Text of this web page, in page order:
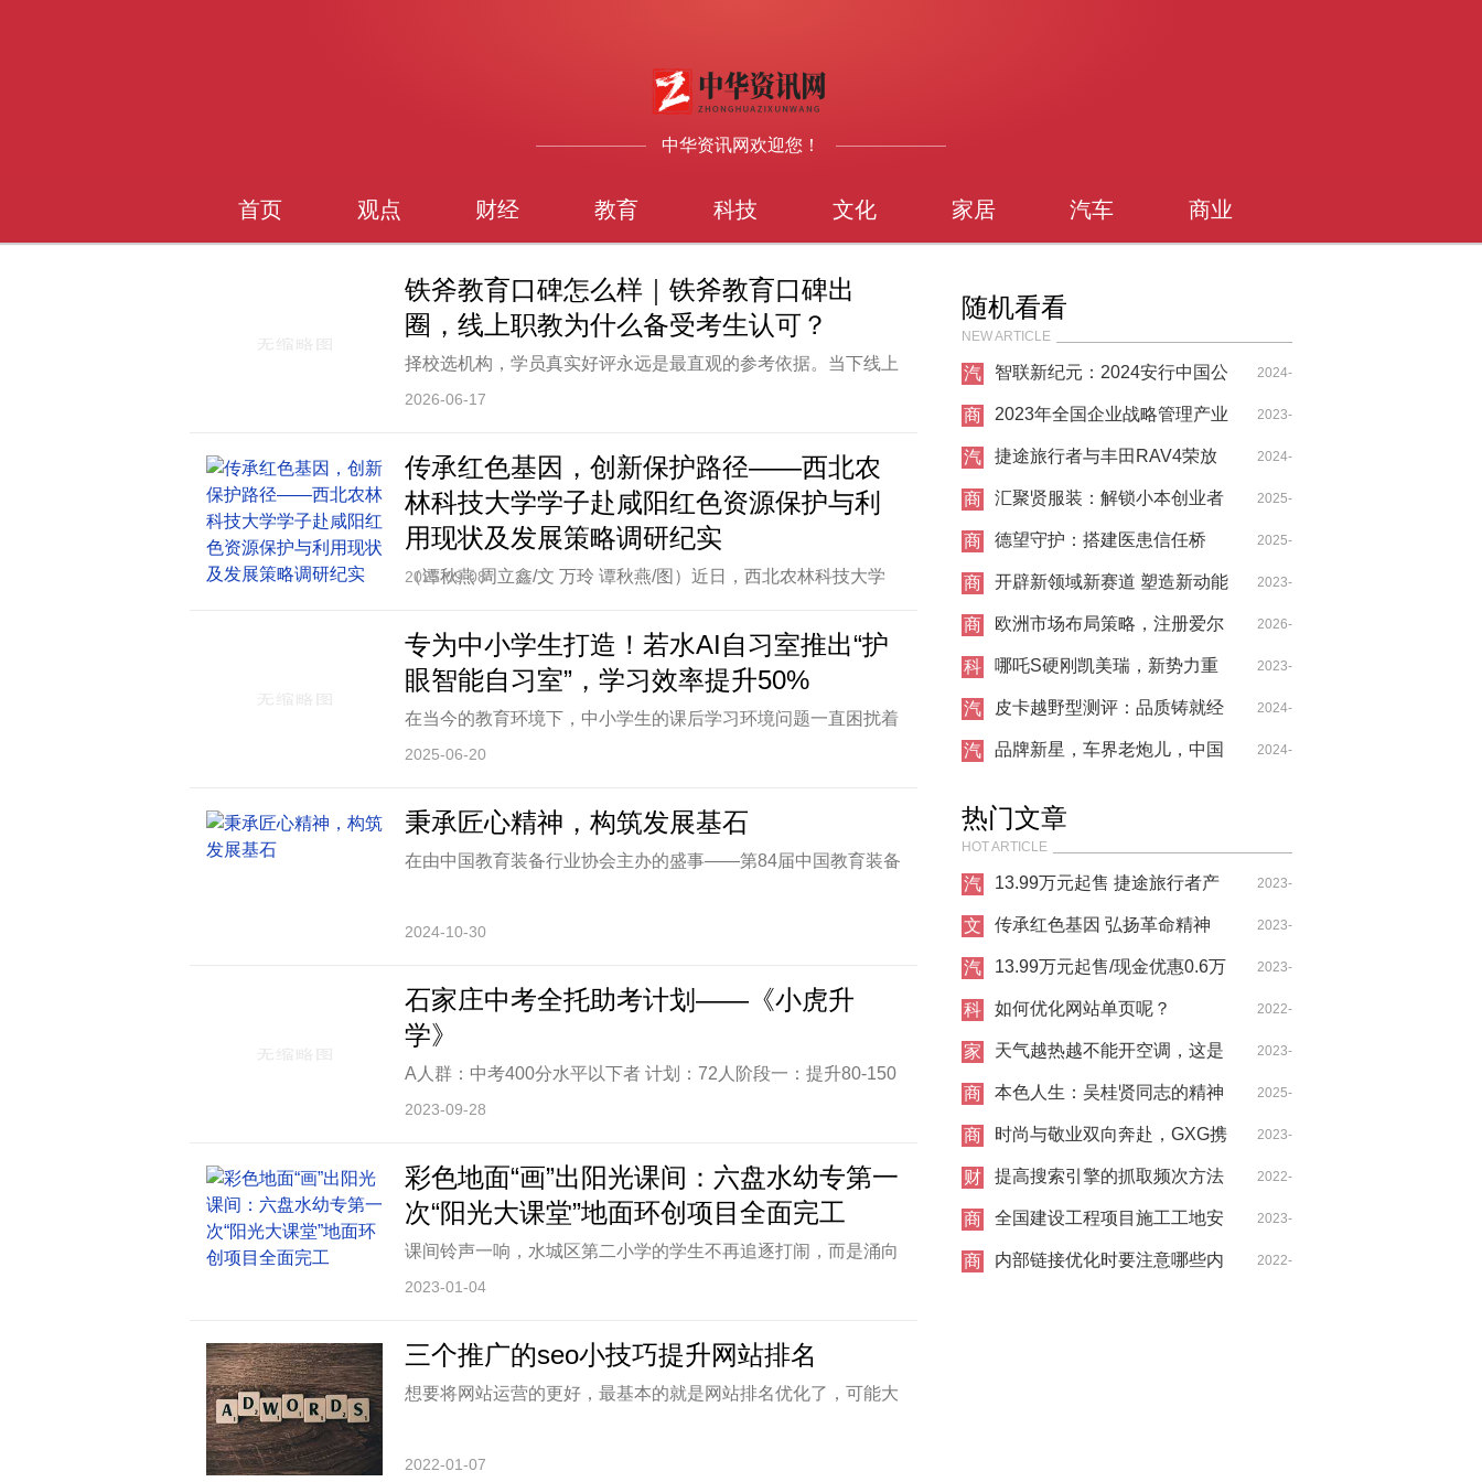
中华资讯网欢迎您！
首页 观点 财经 教育 科技 文化 家居 汽车 商业
铁斧教育口碑怎么样｜铁斧教育口碑出
圈，线上职教为什么备受考生认可？
择校选机构，学员真实好评永远是最直观的参考依据。当下线上
职教机构鱼龙混杂，很多机构重营销、轻教学，售前售后反差极
资、学历提升全赛道，上万上岸学员自发分享铁斧教育备考体
验，铁斧教育凭借扎实教研、[详情]
2026-06-17
传承红色基因，创新保护路径——西北农
林科技大学学子赴咸阳红色资源保护与利
用现状及发展策略调研纪实
（谭秋燕 周立鑫/文 万玲 谭秋燕/图）近日，西北农林科技大学
活动，走进咸阳秦都红色记忆博物馆，通过实地参观、聆听讲
解、互动交流等形式，深入了解红色资源的保护现状与利用情
况，感悟红色文化的深厚底蕴与时代价值。红色记忆博物馆位于
陕西省咸阳市秦都区双照[详情]
2025-09-08
专为中小学生打造！若水AI自习室推出“护
眼智能自习室”，学习效率提升50%
在当今的教育环境下，中小学生的课后学习环境问题一直困扰着
许多家长。孩子在家写作业时，容易受到各种干扰，手机、电
安静的学习环境，但家里还是存在诸多干扰因素。再加上很多家
长自身工作繁忙，没有足[详情]
2025-06-20
秉承匠心精神，构筑发展基石
在由中国教育装备行业协会主办的盛事——第84届中国教育装备
引领未来”的理念,推出的[详情]
2024-10-30
石家庄中考全托助考计划——《小虎升
学》
A人群：中考400分水平以下者 计划：72人阶段一：提升80-150
分阶段二：跨地预录QY计划目标：100%普高升学 （带高中学
高中升学电话丨13180052180地址丨石家庄市新华区飞翼路1号
阶段一[详情]
2023-09-28
彩色地面“画”出阳光课间：六盘水幼专第一
次“阳光大课堂”地面环创项目全面完工
课间铃声一响，水城区第二小学的学生不再追逐打闹，而是涌向
操场，孩子们排着队，笑着跳着，短短十五分钟充满了有序的欢
生”的校园新路径。走进该小学，原本灰暗的水泥地面被五彩斑
斓的几何图形覆盖。“我 [详情]
2023-01-04
三个推广的seo小技巧提升网站排名
想要将网站运营的更好，最基本的就是网站排名优化了，可能大
2022-01-07
随机看看
NEW ARTICLE
汽
智联新纪元：2024安行中国公
益巡展全新雅阁打造出行新生
态
2024-
07-22
商
2023年全国企业战略管理产业
科技奖正式启动
2023-
09-03
汽
捷途旅行者与丰田RAV4荣放
的售后服务之较
2024-
10-24
商
汇聚贤服装：解锁小本创业者
的尾货财富密码
2025-
05-20
商
德望守护：搭建医患信任桥
梁，探索“约定式诊疗”新路径
2025-
07-29
商
开辟新领域新赛道 塑造新动能
新优势 | 科创赋能 助力西安建
设国家创新名城
2023-
10-25
商
欧洲市场布局策略，注册爱尔
兰公司的详细流程，爱尔兰公
司的优势
2026-
04-10
科
哪吒S硬刚凯美瑞，新势力重
新定义汽车
2023-
10-27
汽
皮卡越野型测评：品质铸就经
典好车，中国重汽皮卡匠心之
2024-
07-01
汽
品牌新星，车界老炮儿，中国
如何？
2024-
热门文章
HOT ARTICLE
汽
13.99万元起售 捷途旅行者产
品力表现很突出！
2023-
09-29
文
传承红色基因 弘扬革命精神
——韩银山一行寻访牛子龙将
军革命足迹
2023-
07-29
汽
13.99万元起售/现金优惠0.6万
元 你确定不来看看捷途旅行者
吗？
2023-
10-03
科
如何优化网站单页呢？ 2022-
01-07
家
天气越热越不能开空调，这是
什么道理？
2023-
07-27
商
本色人生：吴桂贤同志的精神
遗产与现实启示
2025-
05-02
商
时尚与敬业双向奔赴，GXG携
手龚俊重塑青年通勤新时尚
2023-
09-04
财
提高搜索引擎的抓取频次方法 2022-
01-07
商
全国建设工程项目施工工地安
全生产标准化项目观摩会在蚌
2023-
08-01
商
内部链接优化时要注意哪些内 2022-